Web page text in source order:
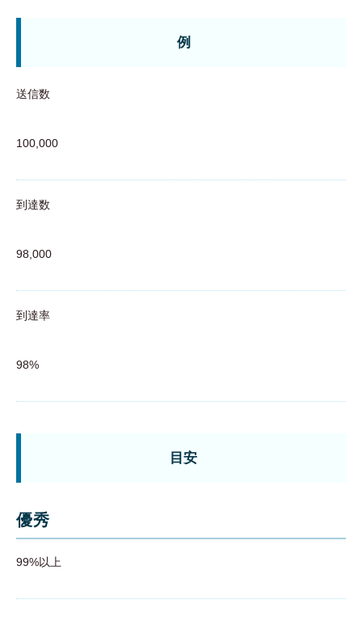
例
送信数
100,000
到達数
98,000
到達率
98%
目安
優秀
99%以上